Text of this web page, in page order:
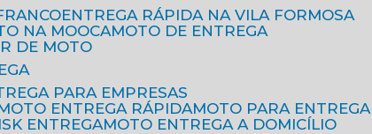
ENTREGA RÁPIDA NA VILA FORMOSA
NA MOOCA
MOTO DE ENTREGA
DE MOTO
PARA EMPRESAS
MOTO ENTREGA RÁPIDA
MOTO PARA ENTREGA
ENTREGA
MOTO ENTREGA A DOMICÍLIO